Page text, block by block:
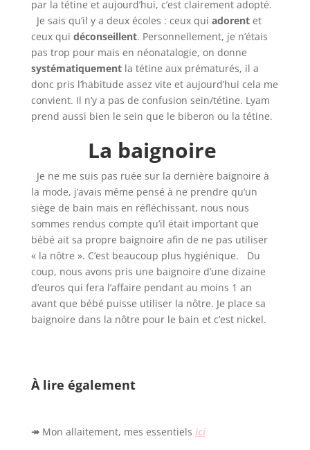
par la tétine et aujourd’hui, c’est clairement adopté.
Je sais qu’il y a deux écoles : ceux qui adorentet
ceux qui déconseillent. Personnellement, je n’étais
pas trop pour mais en néonatalogie, on donne
systématiquementla tétine aux prématurés, il a
donc pris l’habitude assez vite et aujourd’hui cela me
convient. Il n’y a pas de confusion sein/tétine. Lyam
prend aussi bien le sein que le biberon ou la tétine.
La baignoire
Je ne me suis pas ruée sur la dernière baignoire à
la mode, j’avais même pensé à ne prendre qu’un
siège de bain mais en réfléchissant, nous nous
sommes rendus compte qu’il était important que
bébé ait sa propre baignoire afin de ne pas utiliser
« la nôtre ». C’est beaucoup plus hygiénique. Du
coup, nous avons pris une baignoire d’une dizaine
d’euros qui fera l’affaire pendant au moins 1 an
avant que bébé puisse utiliser la nôtre. Je place sa
baignoire dans la nôtre pour le bain et c’est nickel.
À lire également
↠ Mon allaitement, mes essentiels ici